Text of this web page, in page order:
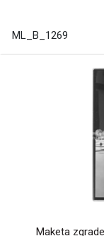
ML_B_1269
Maketa